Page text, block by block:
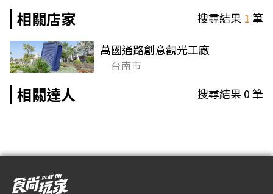
相關店家 搜尋結果 1筆
萬國通路創意觀光工廠
台南市
相關達人 搜尋結果0筆